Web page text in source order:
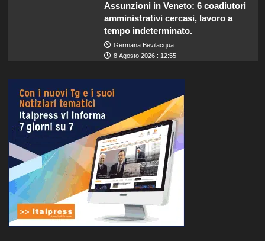
Assunzioni in Veneto: 6 coadiutori
amministrativi cercasi, lavoro a
tempo indeterminato.
Germana Bevilacqua
8 Agosto 2026 : 12:55